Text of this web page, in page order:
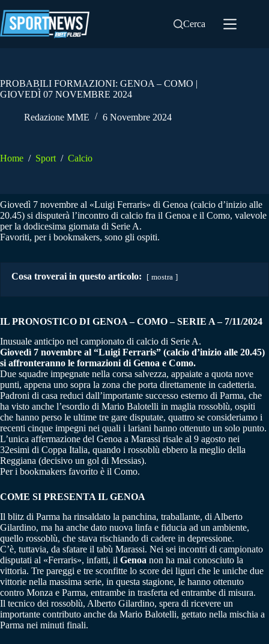
al
contenuto
Cerca
PROBABILI FORMAZIONI: GENOA – COMO |
GIOVEDÌ 07 NOVEMBRE 2024
Redazione MME 6 Novembre 2024
Home / Sport / Calcio
Giovedì 7 novembre al «Luigi Ferraris» di Genoa (calcio d’inizio alle
20.45) si disputerà l’incontro di calcio fra il Genoa e il Como, valevole
per la dodicesima giornata di Serie A.
Favoriti, per i bookmakers, sono gli ospiti.
Cosa troverai in questo articolo: mostra
IL PRONOSTICO DI GENOA – COMO – SERIE A – 7/11/2024
Inusuale anticipo nel campionato di calcio di Serie A.
Giovedì 7 novembre al “Luigi Ferraris” (calcio d’inizio alle 20.45)
si affronteranno le formazioni di Genoa e Como.
Due squadre impegnate nella corsa salvezza, appaiate a quota nove
punti, appena uno sopra la zona che porta direttamente in cadetteria.
Padroni di casa reduci dall’importante successo esterno di Parma, che
ha visto anche l’esordio di Mario Balotelli in maglia rossoblù, ospiti
che hanno perso le ultime tre gare disputate, quattro se consideriamo i
recenti cinque impegni nei quali i lariani hanno ottenuto un solo punto.
L’unica affermazione del Genoa a Marassi risale al 9 agosto nei
32esimi di Coppa Italia, quando i rossoblù ebbero la meglio della
Reggiana (decisivo un gol di Messias).
Per i bookmakers favorito è il Como.
COME SI PRESENTA IL GENOA
Il blitz di Parma ha rinsaldato la panchina, traballante, di Alberto
Gilardino, ma ha anche dato nuova linfa e fiducia ad un ambiente,
quello rossoblù, che stava rischiando di cadere in depressione.
C’è, tuttavia, da sfatare il tabù Marassi. Nei sei incontri di campionato
disputati al «Ferraris», infatti, il Genoa non ha mai conosciuto la
vittoria. Tre pareggi e tre sconfitte lo score dei liguri che le uniche due
vittorie nella massima serie, in questa stagione, le hanno ottenuto
contro Monza e Parma, entrambe in trasferta ed entrambe di misura.
Il tecnico dei rossoblù, Alberto Gilardino, spera di ricevere un
importante contributo anche da Mario Balotelli, gettato nella mischia a
Parma nei minuti finali.